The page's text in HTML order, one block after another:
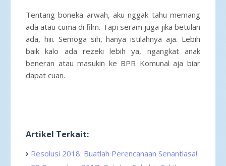
Tentang boneka arwah, aku nggak tahu memang
ada atau cuma di film. Tapi seram juga jika betulan
ada, hiii. Semoga sih, hanya istilahnya aja. Lebih
baik kalo ada rezeki lebih ya, ngangkat anak
beneran atau masukin ke BPR Komunal aja biar
dapat cuan.
Artikel Terkait:
Resolusi 2018: Buatlah Perencanaan Senantiasa!